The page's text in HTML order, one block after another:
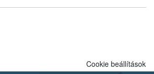
megítélésében jártas szakértőt.
Cookie beállítások